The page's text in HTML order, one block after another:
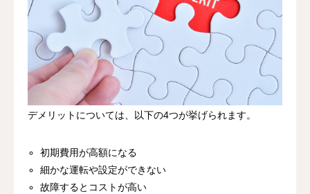
デメリットについては、以下の4つが挙げられます。
初期費用が高額になる
細かな運転や設定ができない
故障するとコストが高い